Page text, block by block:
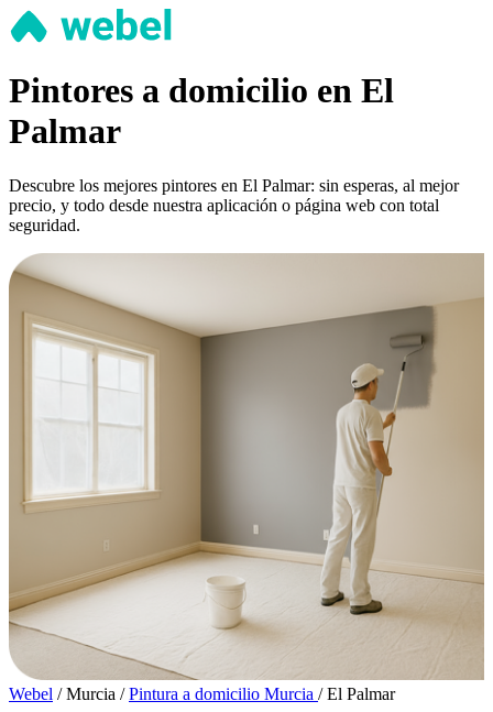
Pintores a domicilio en El
Palmar
Descubre los mejores pintores en El Palmar: sin esperas, al mejor
precio, y todo desde nuestra aplicación o página web con total
seguridad.
Webel / Murcia / Pintura a domicilio Murcia / El Palmar